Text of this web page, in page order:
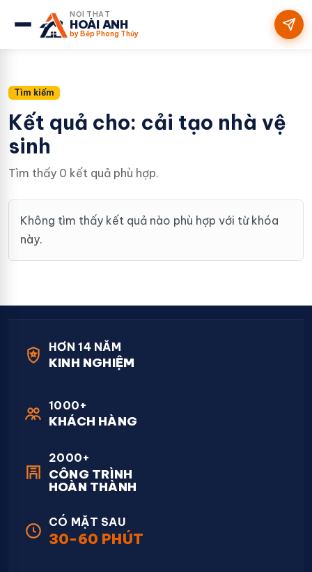
NỘI THẤT
HOÀI ANH
by Bếp Phong Thủy
Tìm kiếm
Kết quả cho: cải tạo nhà vệ
sinh
Tìm thấy 0 kết quả phù hợp.
Không tìm thấy kết quả nào phù hợp với từ khóa
này.
HƠN 14 NĂM
KINH NGHIỆM
1000+
KHÁCH HÀNG
2000+
CÔNG TRÌNH
HOÀN THÀNH
CÓ MẶT SAU
30-60 PHÚT